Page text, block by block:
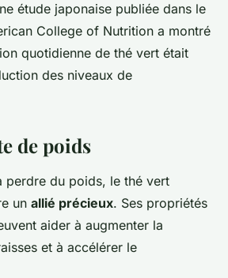
étude japonaise publiée dans le
College of Nutrition a montré
quotidienne de thé vert était
des niveaux de
de poids
perdre du poids, le thé vert
un allié précieux. Ses propriétés
aider à augmenter la
et à accélérer le